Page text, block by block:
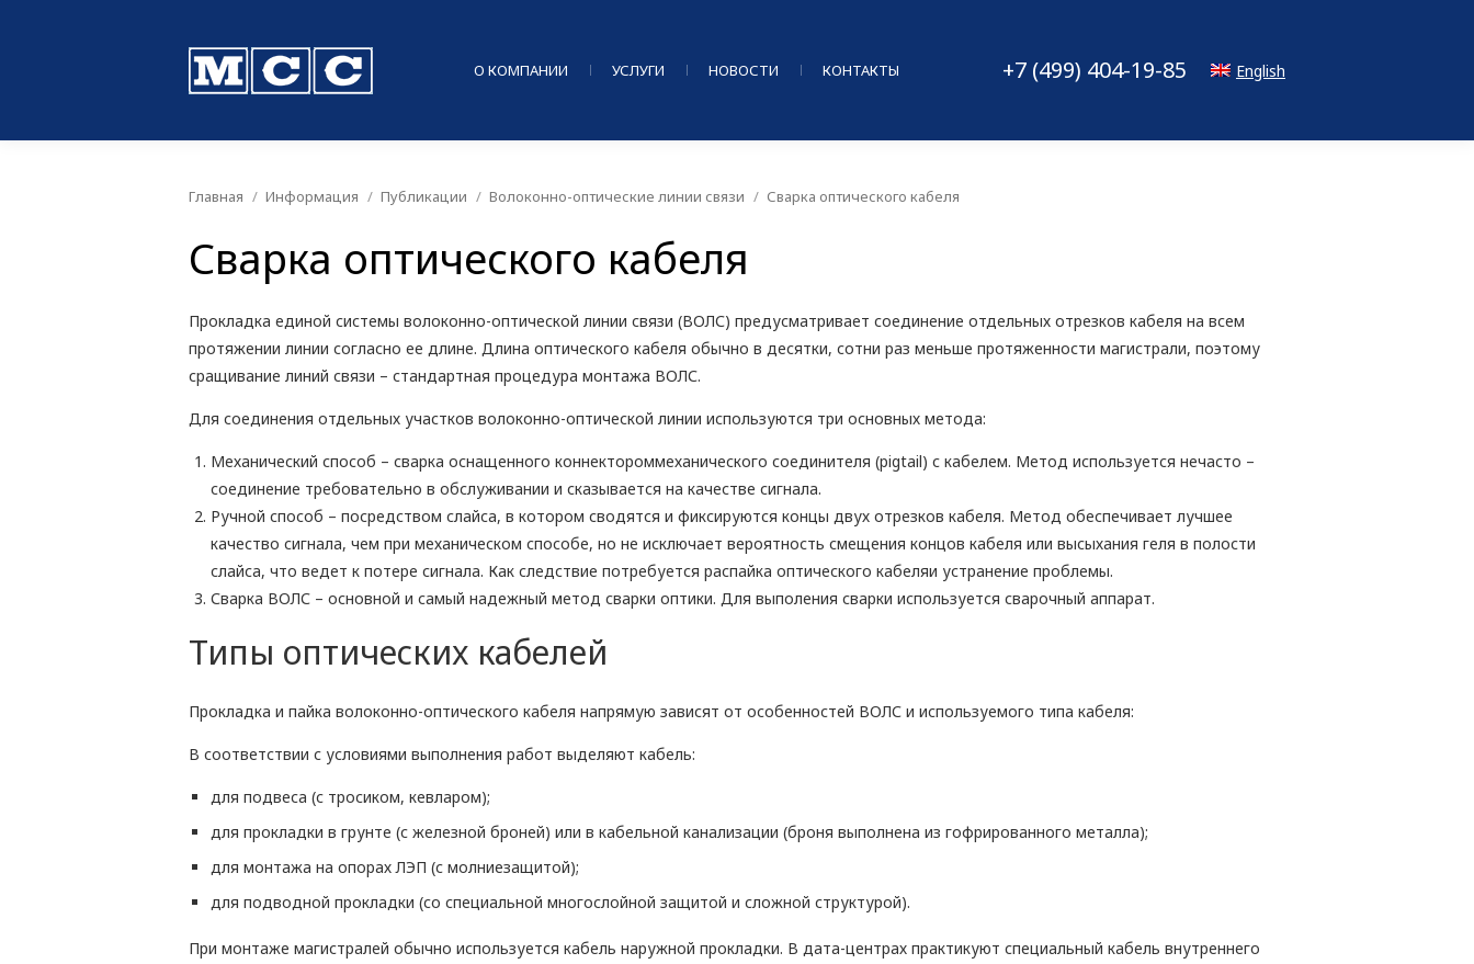
О КОМПАНИИ УСЛУГИ НОВОСТИ КОНТАКТЫ +7 (499) 404-19-85 English
Вы здесь:
Главная Информация Публикации Волоконно-оптические линии связи Сварка оптического кабеля
Сварка оптического кабеля
Прокладка единой системы волоконно-оптической линии связи (ВОЛС) предусматривает соединение отдельных отрезков кабеля на всем
протяжении линии согласно ее длине. Длина оптического кабеля обычно в десятки, сотни раз меньше протяженности магистрали, поэтому
сращивание линий связи – стандартная процедура монтажа ВОЛС.
Для соединения отдельных участков волоконно-оптической линии используются три основных метода:
Механический способ – сварка оснащенного коннектороммеханического соединителя (pigtail) с кабелем. Метод используется нечасто –
соединение требовательно в обслуживании и сказывается на качестве сигнала.
Ручной способ – посредством слайса, в котором сводятся и фиксируются концы двух отрезков кабеля. Метод обеспечивает лучшее
качество сигнала, чем при механическом способе, но не исключает вероятность смещения концов кабеля или высыхания геля в полости
слайса, что ведет к потере сигнала. Как следствие потребуется распайка оптического кабеляи устранение проблемы.
Сварка ВОЛС – основной и самый надежный метод сварки оптики. Для выполения сварки используется сварочный аппарат.
Типы оптических кабелей
Прокладка и пайка волоконно-оптического кабеля напрямую зависят от особенностей ВОЛС и используемого типа кабеля:
В соответствии с условиями выполнения работ выделяют кабель:
для подвеса (с тросиком, кевларом);
для прокладки в грунте (с железной броней) или в кабельной канализации (броня выполнена из гофрированного металла);
для монтажа на опорах ЛЭП (с молниезащитой);
для подводной прокладки (со специальной многослойной защитой и сложной структурой).
При монтаже магистралей обычно используется кабель наружной прокладки. В дата-центрах практикуют специальный кабель внутреннего